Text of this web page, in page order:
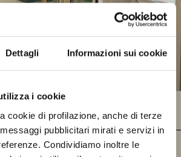
Dettagli Informazioni sui cookie
i cookie
cookie di profilazione, anche di terze
pubblicitari mirati e servizi in
Condividiamo inoltre le